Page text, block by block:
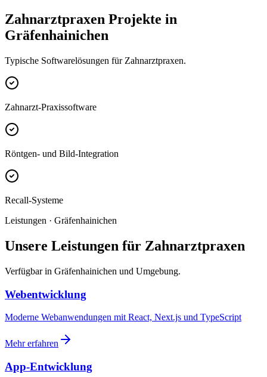
Zahnarztpraxen Projekte in
Gräfenhainichen
Typische Softwarelösungen für Zahnarztpraxen.
Zahnarzt-Praxissoftware
Röntgen- und Bild-Integration
Recall-Systeme
Leistungen · Gräfenhainichen
Unsere Leistungen für Zahnarztpraxen
Verfügbar in Gräfenhainichen und Umgebung.
Webentwicklung
Moderne Webanwendungen mit React, Next.js und TypeScript
Mehr erfahren
App-Entwicklung